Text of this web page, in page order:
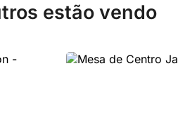
estão vendo